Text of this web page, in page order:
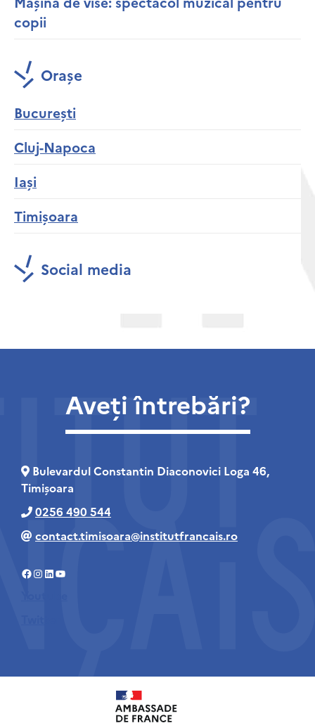
copii
Orașe
București
Cluj-Napoca
Iași
Timișoara
Social media
Aveți întrebări?
Bulevardul Constantin Diaconovici Loga 46,
Timișoara
0256 490 544
contact.timisoara@institutfrancais.ro
Facebook
Instagram
LinkedIn
YouTube